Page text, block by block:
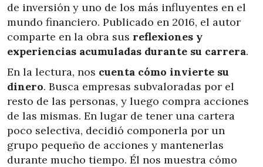
de inversión y uno de los más influyentes en el
mundo financiero. Publicado en 2016, el autor
comparte en la obra sus reflexiones y
experiencias acumuladas durante su carrera.
En la lectura, nos cuenta cómo invierte su
dinero. Busca empresas subvaloradas por el
resto de las personas, y luego compra acciones
de las mismas. En lugar de tener una cartera
poco selectiva, decidió componerla por un
grupo pequeño de acciones y mantenerlas
durante mucho tiempo. Él nos muestra cómo